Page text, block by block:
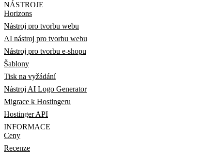
NÁSTROJE
Horizons
Nástroj pro tvorbu webu
AI nástroj pro tvorbu webu
Nástroj pro tvorbu e-shopu
Šablony
Tisk na vyžádání
Nástroj AI Logo Generator
Migrace k Hostingeru
Hostinger API
INFORMACE
Ceny
Recenze